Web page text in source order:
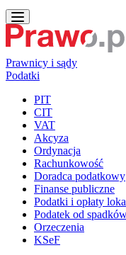
Prawnicy i sądy
Podatki
PIT
CIT
VAT
Akcyza
Ordynacja
Rachunkowość
Doradca podatkowy
Finanse publiczne
Podatki i opłaty
Podatek od
Orzeczenia
KSeF